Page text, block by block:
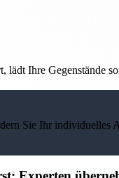
lädt Ihre Gegenstände
Sie Ihr individuelles